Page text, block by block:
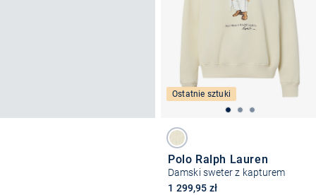
Ostatnie sztuki
Polo Ralph Lauren
Damski sweter z kapturem
1 299,95 zł